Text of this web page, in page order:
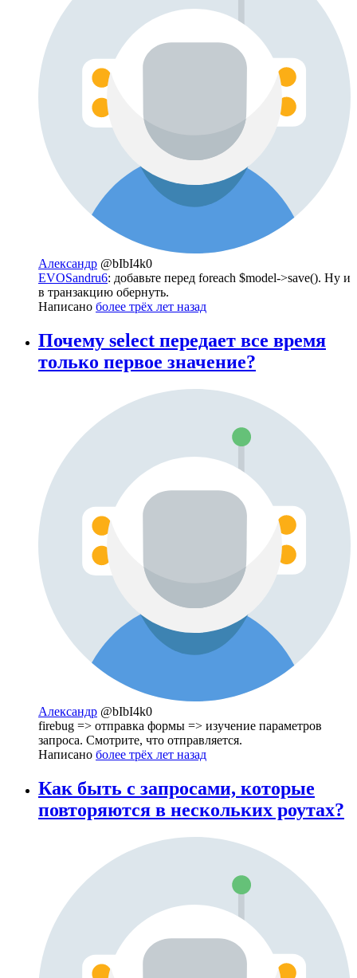
Александр @bIbI4k0
EVOSandru6: добавьте перед foreach $model->save(). Ну и
в транзакцию обернуть.
Написано более трёх лет назад
Почему select передает все время
только первое значение?
Александр @bIbI4k0
firebug => отправка формы => изучение параметров
запроса. Смотрите, что отправляется.
Написано более трёх лет назад
Как быть с запросами, которые
повторяются в нескольких роутах?